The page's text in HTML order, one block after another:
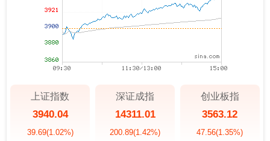
上证指数
3940.04
39.69(1.02%)
深证成指
14311.01
200.89(1.42%)
创业板指
3563.12
47.56(1.35%)